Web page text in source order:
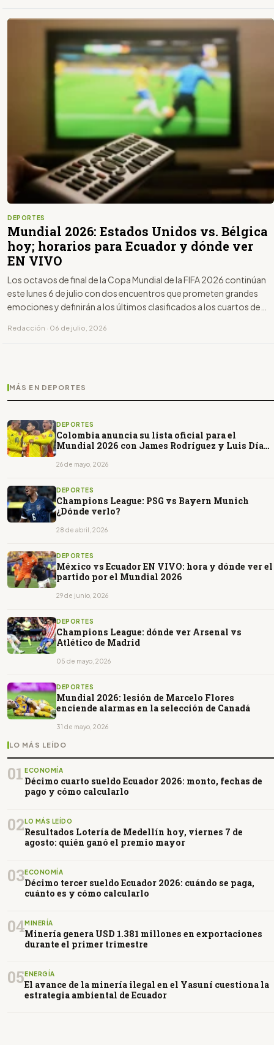
DEPORTES
Mundial 2026: Estados Unidos vs. Bélgica
hoy; horarios para Ecuador y dónde ver
EN VIVO
Los octavos de final de la Copa Mundial de la FIFA 2026 continúan
este lunes 6 de julio con dos encuentros que prometen grandes
emociones y definirán a los últimos clasificados a los cuartos de
Redacción · 06 de julio, 2026
MÁS EN DEPORTES
DEPORTES
Colombia anuncia su lista oficial para el
Mundial 2026 con James Rodríguez y Luis Díaz
26 de mayo, 2026
DEPORTES
Champions League: PSG vs Bayern Munich
¿Dónde verlo?
28 de abril, 2026
DEPORTES
México vs Ecuador EN VIVO: hora y dónde ver el
partido por el Mundial 2026
29 de junio, 2026
DEPORTES
Champions League: dónde ver Arsenal vs
Atlético de Madrid
05 de mayo, 2026
DEPORTES
Mundial 2026: lesión de Marcelo Flores
enciende alarmas en la selección de Canadá
31 de mayo, 2026
LO MÁS LEÍDO
01 ECONOMÍA
Décimo cuarto sueldo Ecuador 2026: monto, fechas de
pago y cómo calcularlo
02 LO MÁS LEÍDO
Resultados Lotería de Medellín hoy, viernes 7 de
agosto: quién ganó el premio mayor
03ECONOMÍA
Décimo tercer sueldo Ecuador 2026: cuándo se paga,
cuánto es y cómo calcularlo
04MINERÍA
Minería genera USD 1.381 millones en exportaciones
durante el primer trimestre
05 ENERGÍA
El avance de la minería ilegal en el Yasuní cuestiona la
estrategia ambiental de Ecuador